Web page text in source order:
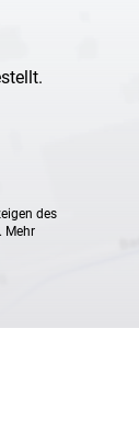
des
Mehr